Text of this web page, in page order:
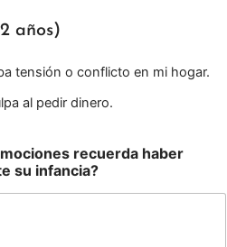
años)
tensión o conflicto en mi hogar.
al pedir dinero.
recuerda haber
su infancia?